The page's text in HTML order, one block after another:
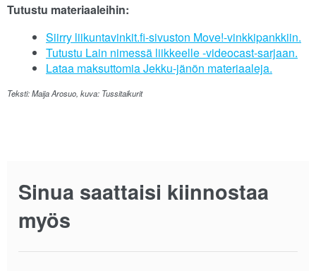
Tutustu materiaaleihin:
Siirry liikuntavinkit.fi-sivuston Move!-vinkkipankkiin.
Tutustu Lain nimessä liikkeelle -videocast-sarjaan.
Lataa maksuttomia Jekku-jänön materiaaleja.
Teksti: Maija Arosuo, kuva: Tussitaikurit
Sinua saattaisi kiinnostaa
myös